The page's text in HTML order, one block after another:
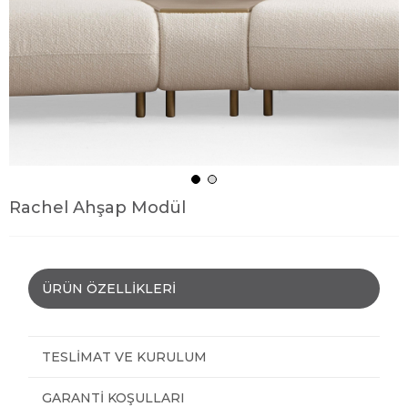
Rachel Ahşap Modül
ÜRÜN ÖZELLIKLERI
TESLIMAT VE KURULUM
GARANTI KOŞULLARI